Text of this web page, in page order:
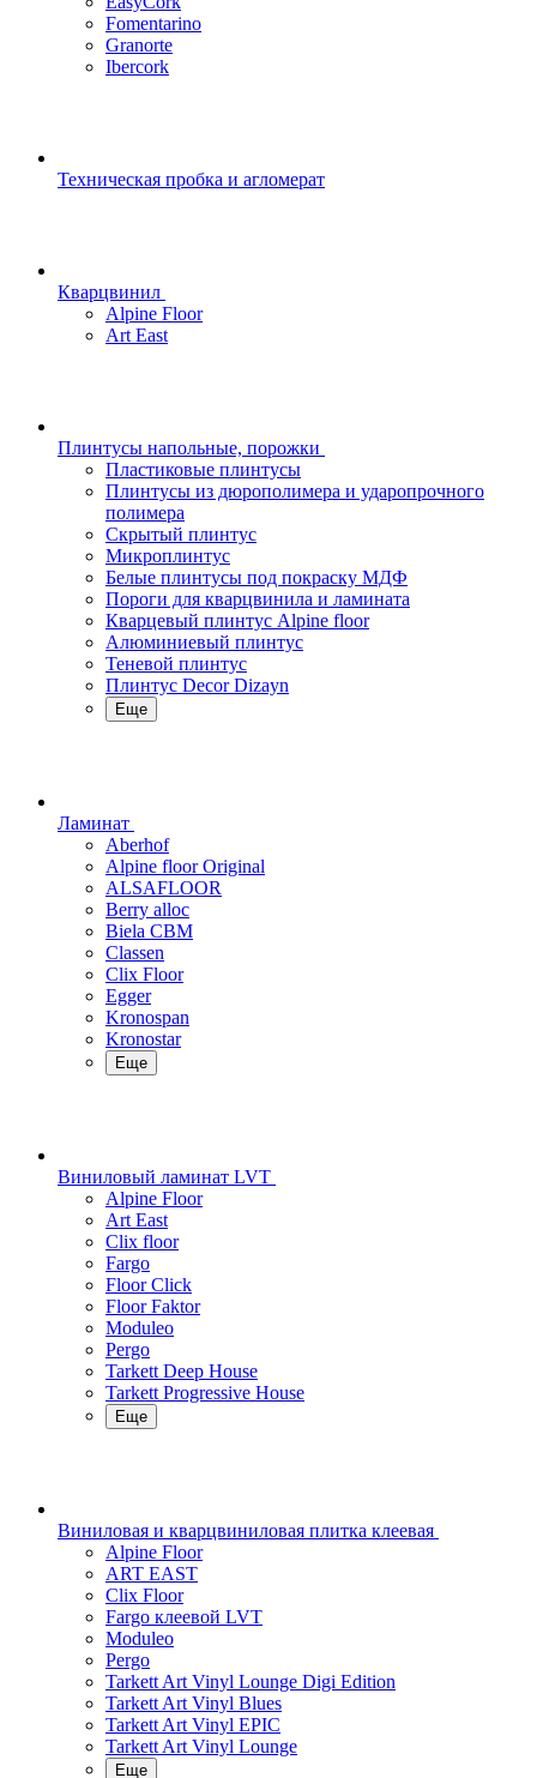
Fomentarino
Granorte
Ibercork
Техническая пробка и агломерат
Кварцвинил
Alpine Floor
Art East
Плинтусы напольные, порожки
Пластиковые плинтусы
Плинтусы из дюрополимера и ударопрочного
полимера
Скрытый плинтус
Микроплинтус
Белые плинтусы под покраску МДФ
Пороги для кварцвинила и ламината
Кварцевый плинтус Alpine floor
Алюминиевый плинтус
Теневой плинтус
Плинтус Decor Dizayn
Еще
Ламинат
Aberhof
Alpine floor Original
ALSAFLOOR
Berry alloc
Biela CBM
Classen
Clix Floor
Egger
Kronospan
Kronostar
Еще
Виниловый ламинат LVT
Alpine Floor
Art East
Clix floor
Fargo
Floor Click
Floor Faktor
Moduleo
Pergo
Tarkett Deep House
Tarkett Progressive House
Еще
Виниловая и кварцвиниловая плитка клеевая
Alpine Floor
ART EAST
Clix Floor
Fargo клеевой LVT
Moduleo
Pergo
Tarkett Art Vinyl Lounge Digi Edition
Tarkett Art Vinyl Blues
Tarkett Art Vinyl EPIC
Tarkett Art Vinyl Lounge
Еще